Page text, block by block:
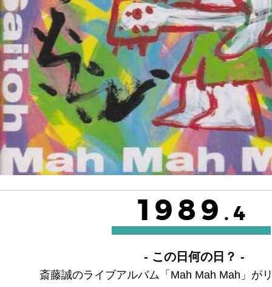
1989 .4
- この日何の日？ -
斎藤誠のライブアルバム「Mah Mah Mah」が